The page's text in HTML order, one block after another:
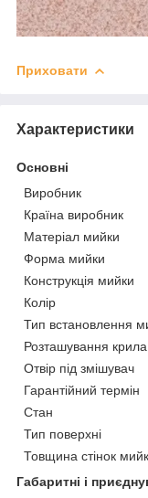
Приховати
Характеристики
Основні
Виробник
Країна виробник
Матеріал мийки
Форма мийки
Конструкція мийки
Колір
Тип встановлення
Розташування крила
Отвір під змішувач
Гарантійний термін
Стан
Тип поверхні
Товщина стінок
Габаритні і